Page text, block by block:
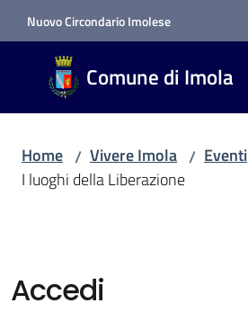
Vai al contenuto
Vai alla navigazione
Vai al footer
Nuovo Circondario Imolese
Comune di Imola
Comune
di Imola
RETE
Home / Vivere Imola / Eventi
I luoghi della Liberazione
Accedi